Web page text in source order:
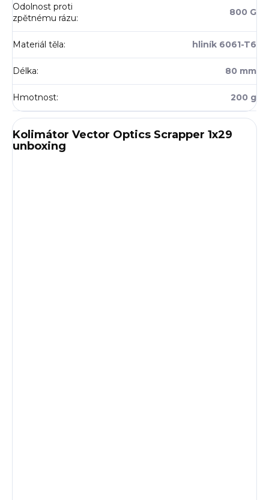
Odolnost proti
zpětnému rázu:
800 G
Materiál těla: hliník 6061-T6
Délka: 80 mm
Hmotnost: 200 g
Kolimátor Vector Optics Scrapper 1x29
unboxing